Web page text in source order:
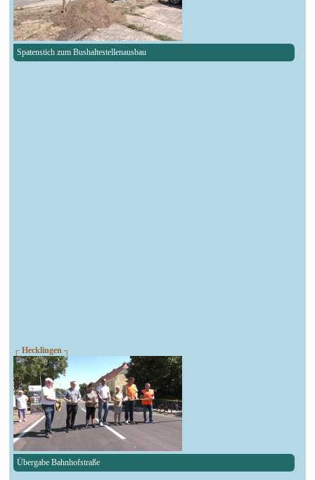
Spatenstich zum Bushaltestellenausbau
┌ Hecklingen ┐
Übergabe Bahnhofstraße